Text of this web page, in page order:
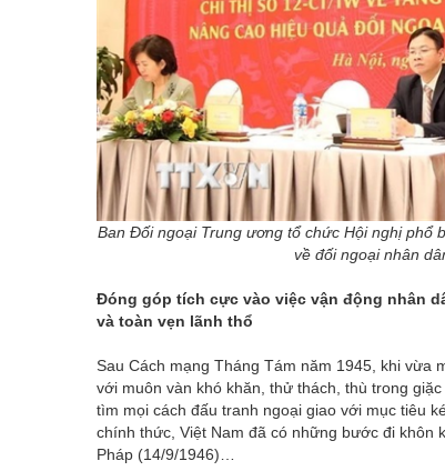
Ban Đối ngoại Trung ương tổ chức Hội nghị phổ
về đối ngoại nhân
Đóng góp tích cực vào việc vận động nhân
và toàn vẹn lãnh thổ
Sau Cách mạng Tháng Tám năm 1945, khi vừa
với muôn vàn khó khăn, thử thách, thù trong
tìm mọi cách đấu tranh ngoại giao với mục tiêu
chính thức, Việt Nam đã có những bước đi khôn
Pháp (14/9/1946)…